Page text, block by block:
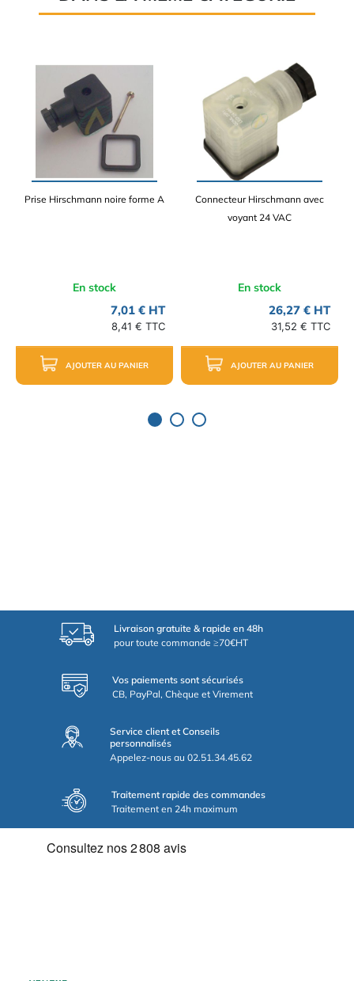
Prise Hirschmann noire forme A
En stock
7,01 € HT
8,41 € TTC
AJOUTER AU PANIER
Connecteur Hirschmann avec
voyant 24 VAC
En stock
26,27 € HT
31,52 € TTC
AJOUTER AU PANIER
Livraison gratuite & rapide en 48h
pour toute commande ≥70€HT
Vos paiements sont sécurisés
CB, PayPal, Chèque et Virement
Service client et Conseils
personnalisés
Appelez-nous au 02.51.34.45.62
Traitement rapide des commandes
Traitement en 24h maximum